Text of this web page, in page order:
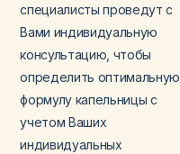
специалисты проведут с
Вами индивидуальную
консультацию, чтобы
определить оптимальную
формулу капельницы с
учетом Ваших
индивидуальных